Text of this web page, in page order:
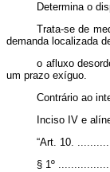
Determina o
Trata-se de
demanda localizada
o afluxo
um prazo exíguo.
Contrário ao
Inciso IV e
“Art. 10.
§ 1º